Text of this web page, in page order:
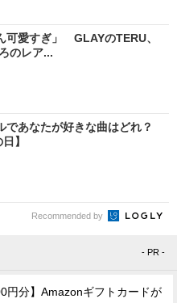
可愛すぎ」 GLAYのTERU、
のレア...
であなたが好きな曲はどれ？
】
Recommended by
- PR -
円分】Amazonギフトカードが